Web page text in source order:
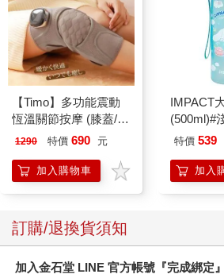
【Timo】多功能震動
恆溫關節按摩 (膝蓋/
肩/手肘通用) 無線充電
膝熱敷 【單入組】
1290 特價 690 元
加入購物車
IMPACT
(500ml)#
特價 539
加入
訂購/退換貨須知
加入金石堂 LINE 官方帳號『完成綁定